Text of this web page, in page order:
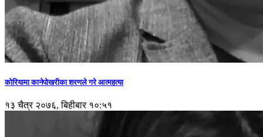
कोरियामा कानेपोखरीका शरणले गरे आत्महत्या
१३ चैत्र २०७६, बिहीबार १०:५१